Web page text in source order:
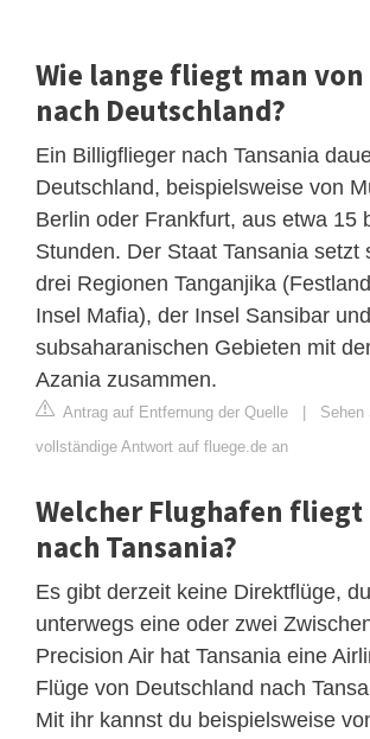
Wie lange fliegt man von
nach Deutschland?
Ein Billigflieger nach Tansania
Deutschland, beispielsweise von
Berlin oder Frankfurt, aus etwa 15
Stunden. Der Staat Tansania setzt
drei Regionen Tanganjika
Insel Mafia), der Insel Sansibar
subsaharanischen Gebieten mit
Azania zusammen.
Antrag auf Entfernung der Quelle
Sehen
vollständige Antwort auf fluege.de an
Welcher Flughafen
nach Tansania?
Es gibt derzeit keine Direktflüge,
unterwegs eine oder zwei
Precision Air hat Tansania eine
Flüge von Deutschland nach
Mit ihr kannst du beispielsweise